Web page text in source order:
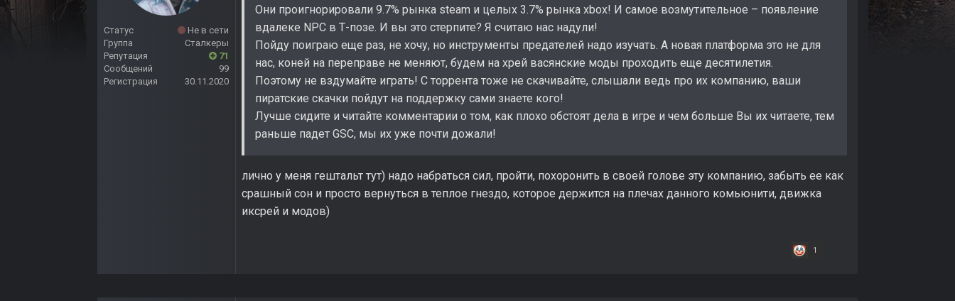
Статус
Не в сети
Группа
Сталкеры
Репутация
71
Сообщений
99
Регистрация
30.11.2020
Они проигнорировали 9.7% рынка steam и целых 3.7% рынка xbox! И самое возмутительное – появление
вдалеке NPC в Т-позе. И вы это стерпите? Я считаю нас надули!
Пойду поиграю еще раз, не хочу, но инструменты предателей надо изучать. А новая платформа это не для
нас, коней на переправе не меняют, будем на хрей васянские моды проходить еще десятилетия.
Поэтому не вздумайте играть! С торрента тоже не скачивайте, слышали ведь про их компанию, ваши
пиратские скачки пойдут на поддержку сами знаете кого!
Лучше сидите и читайте комментарии о том, как плохо обстоят дела в игре и чем больше Вы их читаете, тем
раньше падет GSC, мы их уже почти дожали!
лично у меня гештальт тут) надо набраться сил, пройти, похоронить в своей голове эту компанию, забыть ее как
срашный сон и просто вернуться в теплое гнездо, которое держится на плечах данного комьюнити, движка
иксрей и модов)
1